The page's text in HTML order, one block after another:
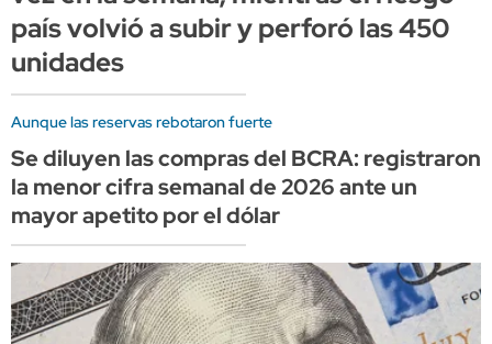
país volvió a subir y perforó las 450
unidades
Aunque las reservas rebotaron fuerte
Se diluyen las compras del BCRA: registraron
la menor cifra semanal de 2026 ante un
mayor apetito por el dólar